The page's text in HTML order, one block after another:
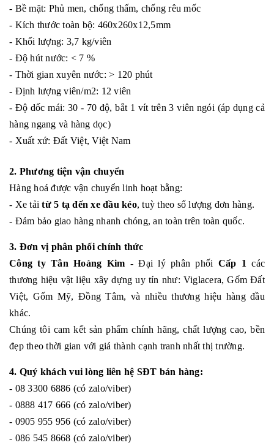
- Bề mặt: Phủ men, chống thấm, chống rêu mốc
- Kích thước toàn bộ: 460x260x12,5mm
- Khối lượng: 3,7 kg/viên
- Độ hút nước: < 7 %
- Thời gian xuyên nước: > 120 phút
- Định lượng viên/m2: 12 viên
- Độ dốc mái: 30 - 70 độ, bắt 1 vít trên 3 viên ngói (áp dụng cả
hàng ngang và hàng dọc)
- Xuất xứ: Đất Việt, Việt Nam
2. Phương tiện vận chuyển
Hàng hoá được vận chuyển linh hoạt bằng:
- Xe tảitừ 5 tạ đến xe đầu kéo, tuỳ theo số lượng đơn hàng.
- Đảm bảo giao hàng nhanh chóng, an toàn trên toàn quốc.
3. Đơn vị phân phối chính thức
Công ty Tân Hoàng Kim - Đại lý phân phối Cấp 1 các
thương hiệu vật liệu xây dựng uy tín như: Viglacera, Gốm Đất
Việt, Gốm Mỹ, Đồng Tâm, và nhiều thương hiệu hàng đầu
khác.
Chúng tôi cam kết sản phẩm chính hãng, chất lượng cao, bền
đẹp theo thời gian với giá thành cạnh tranh nhất thị trường.
4. Quý khách vui lòng liên hệ SĐT bán hàng:
- 08 3300 6886 (có zalo/viber)
- 0888 417 666 (có zalo/viber)
- 0905 955 956 (có zalo/viber)
- 086 545 8668 (có zalo/viber)